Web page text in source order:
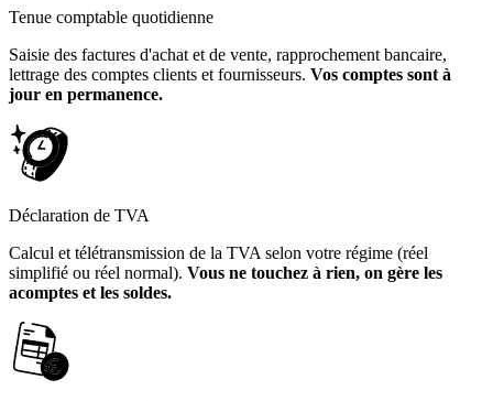
Tenue comptable quotidienne
Saisie des factures d'achat et de vente, rapprochement bancaire,
lettrage des comptes clients et fournisseurs. Vos comptes sont à
jour en permanence.
Déclaration de TVA
Calcul et télétransmission de la TVA selon votre régime (réel
simplifié ou réel normal). Vous ne touchez à rien, on gère les
acomptes et les soldes.